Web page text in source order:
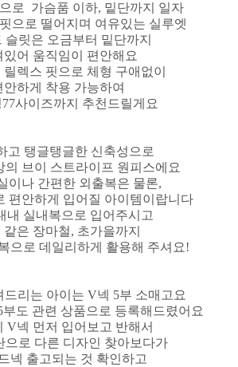
로 가슴품 이하, 밑단까지 일자
으로 떨어지며 여유있는 실루엣
슬릿은 오금부터 밑단까지
있어 움직임이 편안해요
릴렉스 핏으로 체형 구애없이
안하게 착용 가능하여
사이즈까지 추천드릴게요
고 탱글탱글한 신축성으로
의 브이 스트라이프 원피스에요
이나 간편한 외출복은 물론,
편안하게 입어질 아이템이랍니다
내 실내복으로 입어주시고
같은 장마철, 초가을까지
으로 데일리하게 활용해 주셔요!
드리는 아이는 V넥 5부 소매고요
도 관련 상품으로 등록해드렸어요
V넥 먼저 입어보고 반해서
으로 다른 디자인 찾아보다가
넥 출고되는 것 확인하고